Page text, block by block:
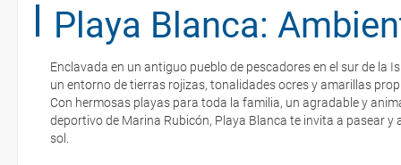
Playa Blanca:
Enclavada en un antiguo pueblo de pescadores en el sur de la
un entorno de tierras rojizas, tonalidades ocres y amarillas
Con hermosas playas para toda la familia, un agradable y
deportivo de Marina Rubicón, Playa Blanca te invita a pasear
sol.
Los Jameos del Agua
Jardín de Cactus
Casa Museo del Campesino
Descubre un "jardín de sal"
Organiza tu viaje
¿Cómo llegar?
La documentación de tu reserva te será enviada por mail en el
esté realizado completamente.
Respecto a las tarjetas de embarque, casi todas las compañías